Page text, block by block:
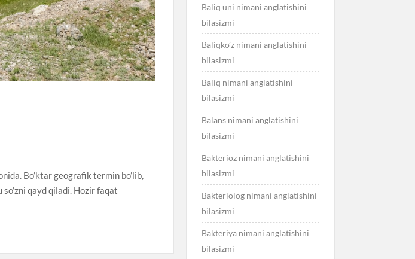
Bo’ktar geografik termin bo’lib,
so’zni qayd qiladi. Hozir faqat
Baliq uni nimani anglatishini
bilasizmi
Baliqko’z nimani anglatishini
bilasizmi
Baliq nimani anglatishini
bilasizmi
Balans nimani anglatishini
bilasizmi
Bakterioz nimani anglatishini
bilasizmi
Bakteriolog nimani anglatishini
bilasizmi
Bakteriya nimani anglatishini
bilasizmi